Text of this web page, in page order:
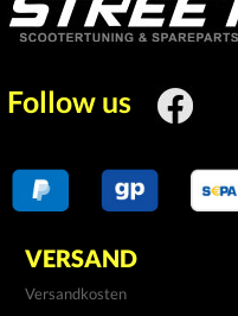
Follow us
VERSAND
Versandkosten